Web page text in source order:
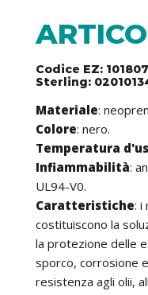
Codice EZ:
Sterling:
Materiale:
Colore: nero.
Temperatura
Infiammabilità:
UL94-V0.
Caratteristiche: i
costituiscono la
la protezione delle
sporco, corrosione
resistenza agli olii,